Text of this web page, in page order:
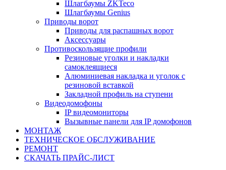
Шлагбаумы ZKTeco
Шлагбаумы Genius
Приводы ворот
Приводы для распашных ворот
Аксессуары
Противоскользящие профили
Резиновые уголки и накладки
самоклеящиеся
Алюминиевая накладка и уголок с
резиновой вставкой
Закладной профиль на ступени
Видеодомофоны
IP видеомониторы
Вызывные панели для IP домофонов
МОНТАЖ
ТЕХНИЧЕСКОЕ ОБСЛУЖИВАНИЕ
РЕМОНТ
СКАЧАТЬ ПРАЙС-ЛИСТ